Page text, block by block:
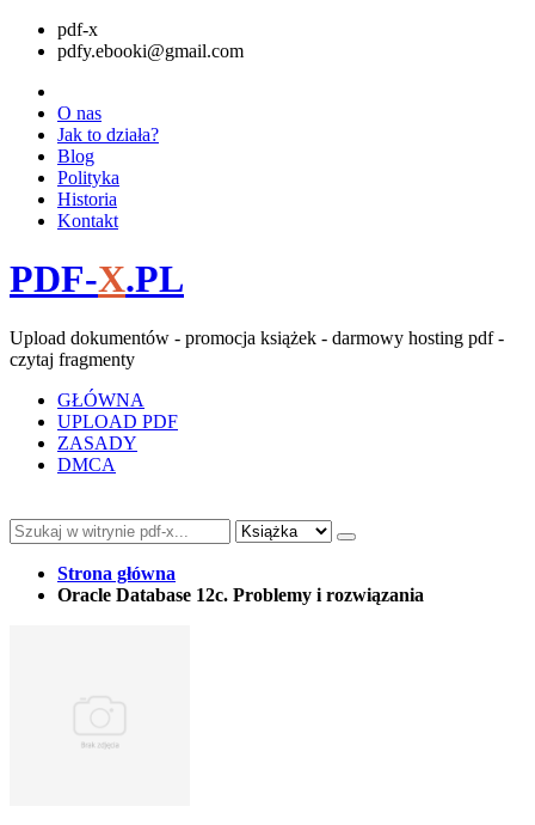
pdf-x
pdfy.ebooki@gmail.com
O nas
Jak to działa?
Blog
Polityka
Historia
Kontakt
PDF-X.PL
Upload dokumentów - promocja książek - darmowy hosting pdf -
czytaj fragmenty
GŁÓWNA
UPLOAD PDF
ZASADY
DMCA
Strona główna
Oracle Database 12c. Problemy i rozwiązania